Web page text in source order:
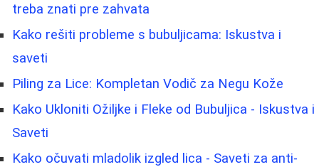
treba znati pre zahvata
Kako rešiti probleme s bubuljicama: Iskustva i
saveti
Piling za Lice: Kompletan Vodič za Negu Kože
Kako Ukloniti Ožiljke i Fleke od Bubuljica - Iskustva i
Saveti
Kako očuvati mladolik izgled lica - Saveti za anti-